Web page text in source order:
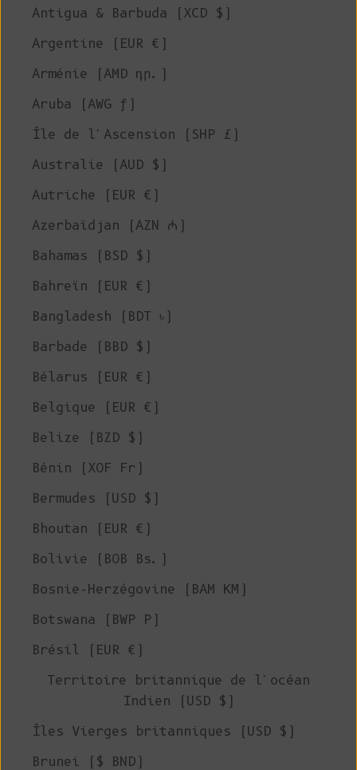
Antigua & Barbuda (XCD $)
Argentine (EUR €)
Arménie (AMD դր.)
Aruba (AWG ƒ)
Île de l'Ascension (SHP £)
Australie (AUD $)
Autriche (EUR €)
Azerbaïdjan (AZN ₼)
Bahamas (BSD $)
Bahreïn (EUR €)
Bangladesh (BDT ৳)
Barbade (BBD $)
Bélarus (EUR €)
Belgique (EUR €)
Belize (BZD $)
Bénin (XOF Fr)
Bermudes (USD $)
Bhoutan (EUR €)
Bolivie (BOB Bs.)
Bosnie-Herzégovine (BAM КМ)
Botswana (BWP P)
Brésil (EUR €)
Territoire britannique de l'océan
Indien (USD $)
Îles Vierges britanniques (USD $)
Brunei ($ BND)